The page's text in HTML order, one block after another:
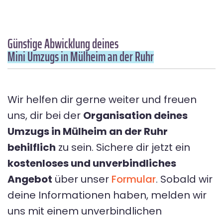
Günstige Abwicklung deines
Mini Umzugs in Mülheim an der Ruhr
Wir helfen dir gerne weiter und freuen
uns, dir bei der Organisation deines
Umzugs in Mülheim an der Ruhr
behilflich zu sein. Sichere dir jetzt ein
kostenloses und unverbindliches
Angebot über unser Formular. Sobald wir
deine Informationen haben, melden wir
uns mit einem unverbindlichen